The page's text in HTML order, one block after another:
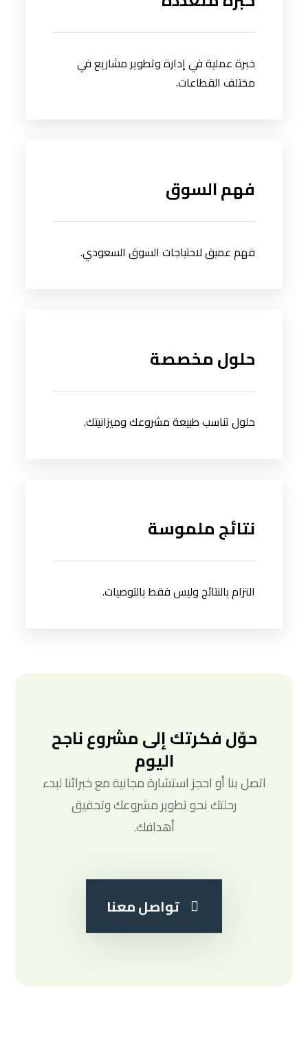
خبرة عملية في إدارة وتطوير مشاريع في
مختلف القطاعات.
فهم السوق
فهم عميق لاحتياجات السوق السعودي.
حلول مخصصة
حلول تناسب طبيعة مشروعك وميزانيتك.
نتائج ملموسة
التزام بالنتائج وليس فقط بالتوصيات.
ﺣﻮّل ﻓﻜﺮﺗﻚ إﻟﻰ ﻣﺸﺮوع ﻧﺎﺟﺢ
اﻟﻴﻮم
اﺗﺼﻞ ﺑﻨﺎ أو اﺣﺠﺰ اﺳﺘﺸﺎرة ﻣﺠﺎﻧﻴﺔ ﻣﻊ ﺧﺒﺮاﺋﻨﺎ ﻟﺒﺪء
رﺣﻠﺘﻚ ﻧﺤﻮ ﺗﻄﻮﻳﺮ ﻣﺸﺮوﻋﻚ وﺗﺤﻘﻴﻖ
أﻫﺪاﻓﻚ.
تواصل معنا